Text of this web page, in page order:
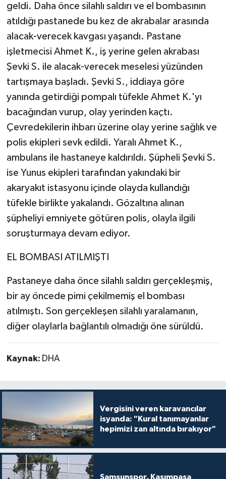
geldi. Daha önce silahlı saldırı ve el bombasının
atıldığı pastanede bu kez de akrabalar arasında
alacak-verecek kavgası yaşandı. Pastane
işletmecisi Ahmet K., iş yerine gelen akrabası
Şevki S. ile alacak-verecek meselesi yüzünden
tartışmaya başladı. Şevki S., iddiaya göre
yanında getirdiği pompalı tüfekle Ahmet K.'yı
bacağından vurup, olay yerinden kaçtı.
Çevredekilerin ihbarı üzerine olay yerine sağlık ve
polis ekipleri sevk edildi. Yaralı Ahmet K.,
ambulans ile hastaneye kaldırıldı. Şüpheli Şevki S.
ise Yunus ekipleri tarafından yakındaki bir
akaryakıt istasyonu içinde olayda kullandığı
tüfekle birlikte yakalandı. Gözaltına alınan
şüpheliyi emniyete götüren polis, olayla ilgili
soruşturmaya devam ediyor.
EL BOMBASI ATILMIŞTI
Pastaneye daha önce silahlı saldırı gerçekleşmiş,
bir ay öncede pimi çekilmemiş el bombası
atılmıştı. Son gerçekleşen silahlı yaralamanın,
diğer olaylarla bağlantılı olmadığı öne sürüldü.
Kaynak: DHA
Vergisini veren karavancılar
isyanda: "Kural tanımayanlar
hepimizi zan altında bırakıyor"
Samsunspor, Kasımpaşa